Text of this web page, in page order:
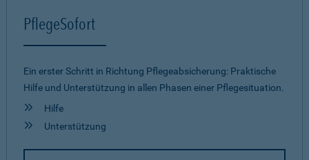
PflegeSofort
Ein erster Schritt in Richtung Pflegeab­sicherung: Praktische
Hilfe und Unterstützung in allen Phasen einer Pflegesituation.
Hilfe
Unterstützung